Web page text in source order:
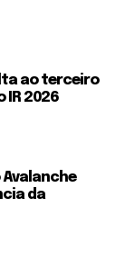
ao terceiro
IR 2026
Avalanche
da